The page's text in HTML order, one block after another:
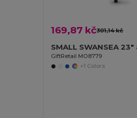
169,87 kč301,14 kč
GiftRetail MO8779
+1 Colors